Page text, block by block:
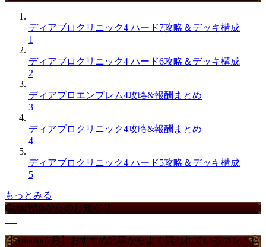
ディアブロクリニック4 ハード7攻略＆デッキ構成
1
ディアブロクリニック4 ハード6攻略＆デッキ構成
2
ディアブロエンブレム4攻略&報酬まとめ
3
ディアブロクリニック4攻略&報酬まとめ
4
ディアブロクリニック4 ハード5攻略＆デッキ構成
5
もっとみる
GameWithからのお知らせ
【Amazon7月】おすすめ記事からよく買われているコントロ